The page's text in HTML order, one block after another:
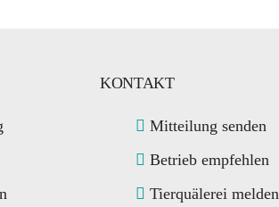
KONTAKT
Mitteilung senden
Betrieb empfehlen
Tierquälerei melden